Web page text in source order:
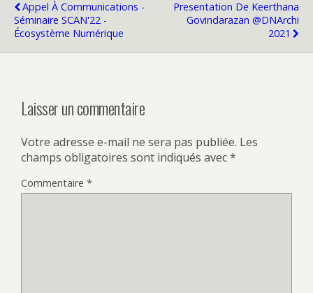
Appel À Communications -
Séminaire SCAN'22 -
Écosystème Numérique
Presentation De Keerthana
Govindarazan @DNArchi
2021
Laisser un commentaire
Votre adresse e-mail ne sera pas publiée. Les
champs obligatoires sont indiqués avec*
Commentaire *